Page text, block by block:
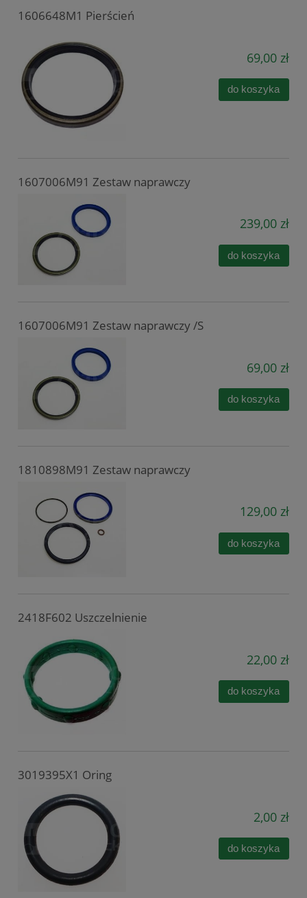
1606648M1 Pierścień
69,00 zł
do koszyka
1607006M91 Zestaw naprawczy
239,00 zł
do koszyka
1607006M91 Zestaw naprawczy /S
69,00 zł
do koszyka
1810898M91 Zestaw naprawczy
129,00 zł
do koszyka
2418F602 Uszczelnienie
22,00 zł
do koszyka
3019395X1 Oring
2,00 zł
do koszyka